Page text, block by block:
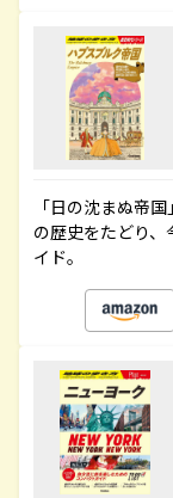
「日の沈まぬ帝
の歴史をたどり
イド。